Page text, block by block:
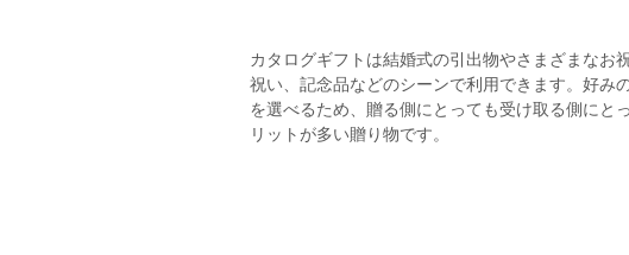
カタログギフトは結婚式の引出物やさまざまなお
祝い、記念品などのシーンで利用できます。好み
を選べるため、贈る側にとっても受け取る側にと
リットが多い贈り物です。